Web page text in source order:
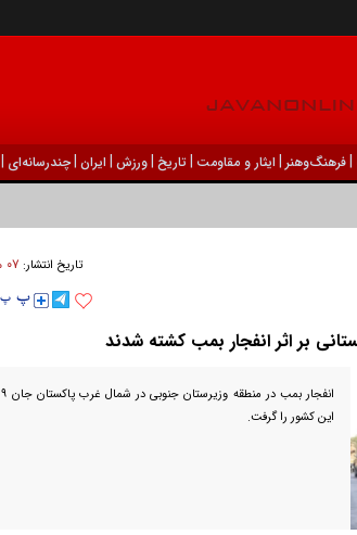
|فرهنگ‌و‌هنر | ایثار و مقاومت |تاریخ |ورزش | ايران |چندرسانه‌ای |
تاریخ انتشار: ۰۷ مهر ۱۴۰۴ - ۲۰:۲۴
این کشور را گرفت.